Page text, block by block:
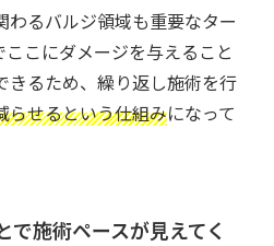
わるバルジ領域も重要なター
こにダメージを与えること
きるため、繰り返し施術を行
らせるという仕組みになって
で施術ペースが見えてく